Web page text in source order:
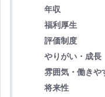
年収
福利厚生
評価制度
やりがい・成長
雰囲気・働きや
将来性